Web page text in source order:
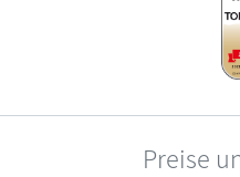
Preise